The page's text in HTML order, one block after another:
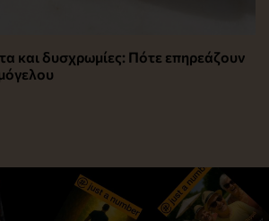
και δυσχρωμίες: Πότε επηρεάζουν